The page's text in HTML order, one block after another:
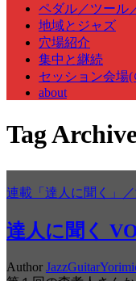
ペダル／ツール
地域とジャズ
穴場紹介
集中と継続
セッション会場(
about
Tag
連載「達人に聞く」／
達人に聞く
Author